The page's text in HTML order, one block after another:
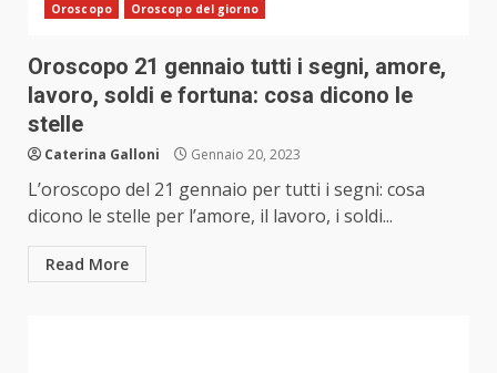
Oroscopo Oroscopo del giorno
Oroscopo 21 gennaio tutti i segni, amore,
lavoro, soldi e fortuna: cosa dicono le
stelle
Caterina Galloni Gennaio 20, 2023
L’oroscopo del 21 gennaio per tutti i segni: cosa
dicono le stelle per l’amore, il lavoro, i soldi...
Read More